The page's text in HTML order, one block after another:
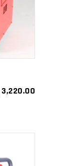
3,220.00